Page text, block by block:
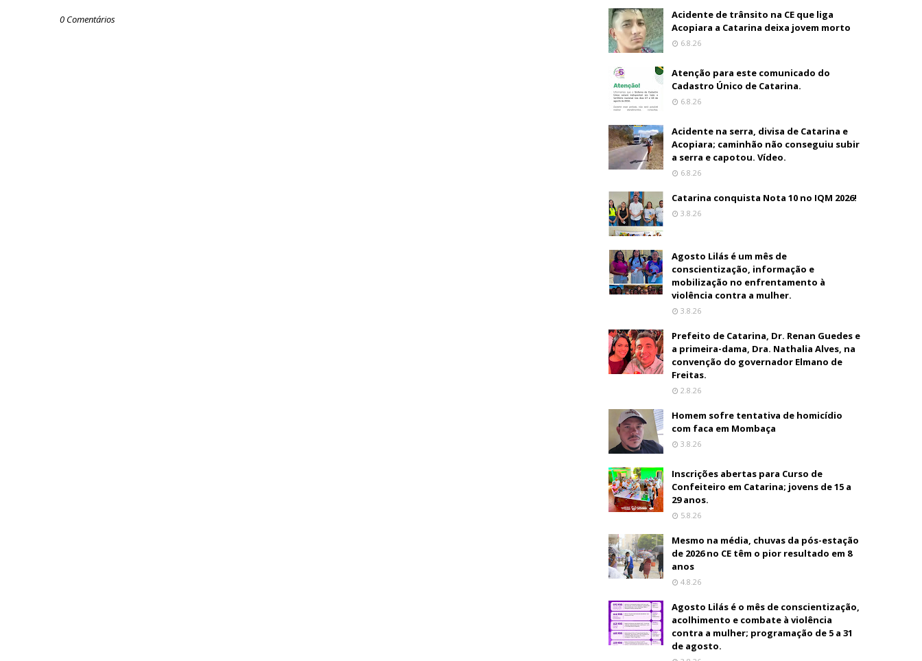
0 Comentários
Acidente de trânsito na CE que liga
Acopiara a Catarina deixa jovem morto
6.8.26
Atenção para este comunicado do
Cadastro Único de Catarina.
6.8.26
Acidente na serra, divisa de Catarina e
Acopiara; caminhão não conseguiu subir
a serra e capotou. Vídeo.
6.8.26
Catarina conquista Nota 10 no IQM 2026!
3.8.26
Agosto Lilás é um mês de
conscientização, informação e
mobilização no enfrentamento à
violência contra a mulher.
3.8.26
Prefeito de Catarina, Dr. Renan Guedes e
a primeira-dama, Dra. Nathalia Alves, na
convenção do governador Elmano de
Freitas.
2.8.26
Homem sofre tentativa de homicídio
com faca em Mombaça
3.8.26
Inscrições abertas para Curso de
Confeiteiro em Catarina; jovens de 15 a
29 anos.
5.8.26
Mesmo na média, chuvas da pós-estação
de 2026 no CE têm o pior resultado em 8
anos
4.8.26
Agosto Lilás é o mês de conscientização,
acolhimento e combate à violência
contra a mulher; programação de 5 a 31
de agosto.